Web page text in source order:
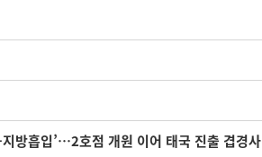
방흡입’…2호점 개원 이어 태국 진출 겹경사